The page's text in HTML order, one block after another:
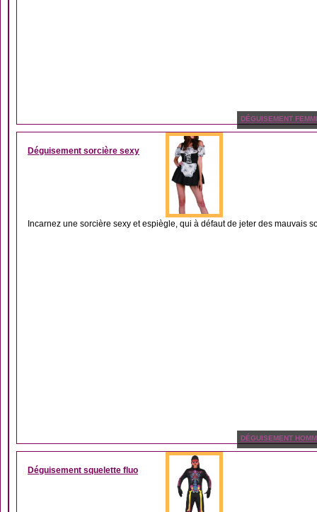
DÉGUISEMENT
Déguisement sorcière sexy
Incarnez une sorcière sexy et espiègle, qui à défaut de jeter des mauvais
DÉGUISEMENT
Déguisement squelette fluo